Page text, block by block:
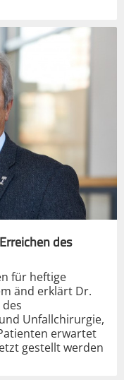
des
für heftige
änd erklärt Dr.
Unfallchirurgie,
erwartet
gestellt werden